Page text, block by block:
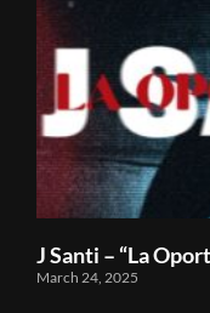
J Santi – “La
March 24, 2025